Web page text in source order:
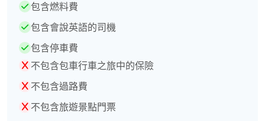
包含燃料費
包含會說英語的司機
包含停車費
不包含包車行車之旅中的保險
不包含過路費
不包含旅遊景點門票